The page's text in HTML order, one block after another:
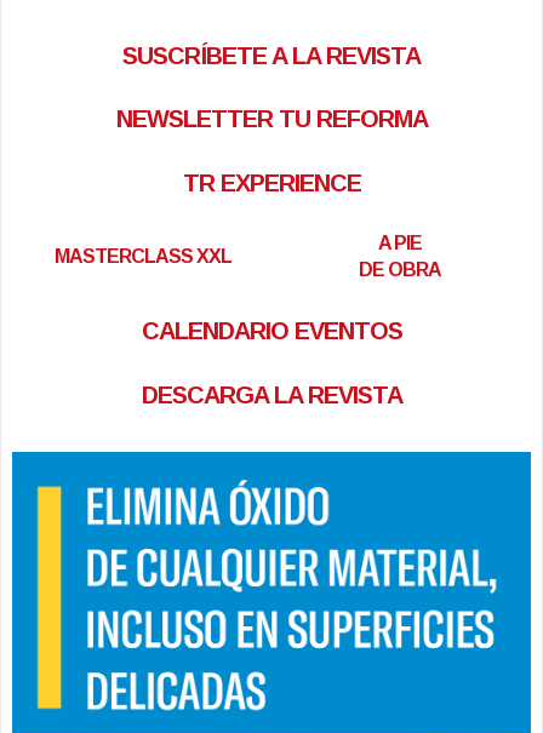
SUSCRÍBETE A LA REVISTA
NEWSLETTER TU REFORMA
TR EXPERIENCE
MASTERCLASS XXL
A PIE
DE OBRA
CALENDARIO EVENTOS
DESCARGA LA REVISTA